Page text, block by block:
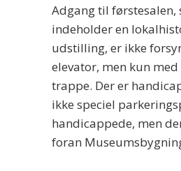
Adgang til førstesalen,
indeholder en
udstilling, er ikke
elevator, men kun med
trappe. Der er
ikke speciel
handicappede, men
foran